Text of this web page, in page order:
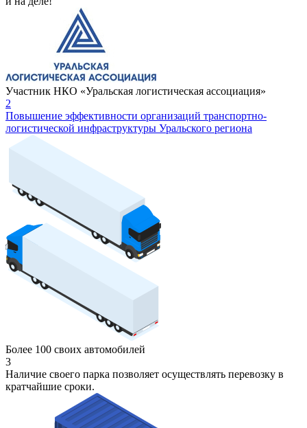
Участник НКО «Уральская логистическая ассоциация»
2
Повышение эффективности организаций транспортно-
логистической инфраструктуры Уральского региона
Более 100 своих автомобилей
3
Наличие своего парка позволяет осуществлять перевозку в
кратчайшие сроки.